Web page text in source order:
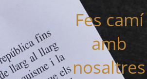
Fes camí
amb
nosaltres